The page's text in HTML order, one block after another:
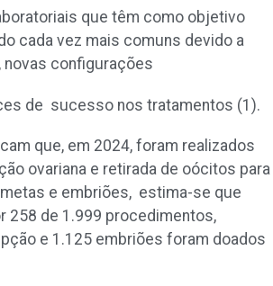
que têm como objetivo
cada vez mais comuns devido a
configurações
de sucesso nos tratamentos (1).
que, em 2024, foram realizados
ovariana e retirada de oócitos para
e embriões, estima-se que
258 de 1.999 procedimentos,
e 1.125 embriões foram doados